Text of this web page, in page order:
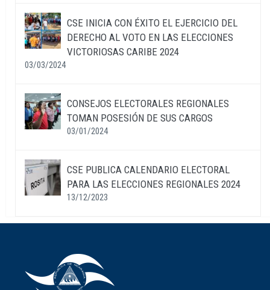
CSE INICIA CON ÉXITO EL EJERCICIO DEL
DERECHO AL VOTO EN LAS ELECCIONES
VICTORIOSAS CARIBE 2024
03/03/2024
CONSEJOS ELECTORALES REGIONALES
TOMAN POSESIÓN DE SUS CARGOS
03/01/2024
CSE PUBLICA CALENDARIO ELECTORAL
PARA LAS ELECCIONES REGIONALES 2024
13/12/2023